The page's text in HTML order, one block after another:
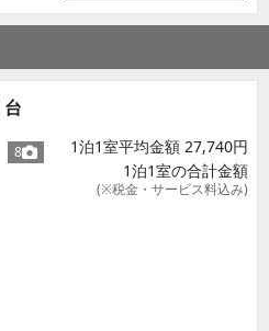
8
1泊1室平均金額 27,740円
1泊1室の合計金額
(※税金・サービス料込み)